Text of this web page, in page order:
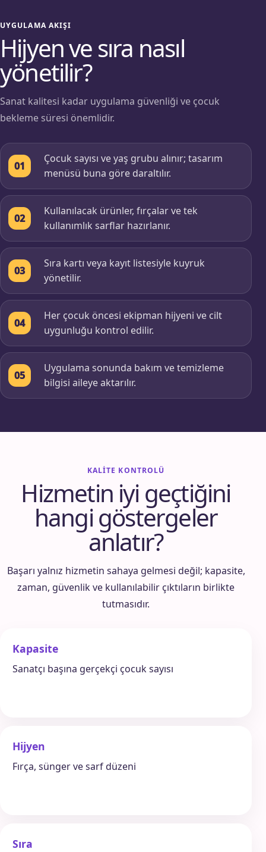
UYGULAMA AKIŞI
Hijyen ve sıra nasıl
yönetilir?
Sanat kalitesi kadar uygulama güvenliği ve çocuk
bekleme süresi önemlidir.
01
Çocuk sayısı ve yaş grubu alınır; tasarım
menüsü buna göre daraltılır.
02
Kullanılacak ürünler, fırçalar ve tek
kullanımlık sarflar hazırlanır.
03
Sıra kartı veya kayıt listesiyle kuyruk
yönetilir.
04
Her çocuk öncesi ekipman hijyeni ve cilt
uygunluğu kontrol edilir.
05
Uygulama sonunda bakım ve temizleme
bilgisi aileye aktarılır.
KALITE KONTROLÜ
Hizmetin iyi geçtiğini
hangi göstergeler
anlatır?
Başarı yalnız hizmetin sahaya gelmesi değil; kapasite,
zaman, güvenlik ve kullanılabilir çıktıların birlikte
tutmasıdır.
Kapasite
Sanatçı başına gerçekçi çocuk sayısı
Hijyen
Fırça, sünger ve sarf düzeni
Sıra